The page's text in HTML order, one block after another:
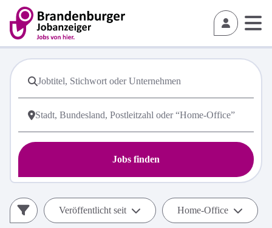
Jobs finden
Veröffentlicht seit Home-Office